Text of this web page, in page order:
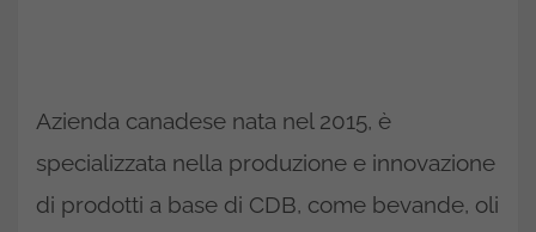
Azienda canadese nata nel 2015, è
specializzata nella produzione e innovazione
di prodotti a base di CDB, come bevande, oli